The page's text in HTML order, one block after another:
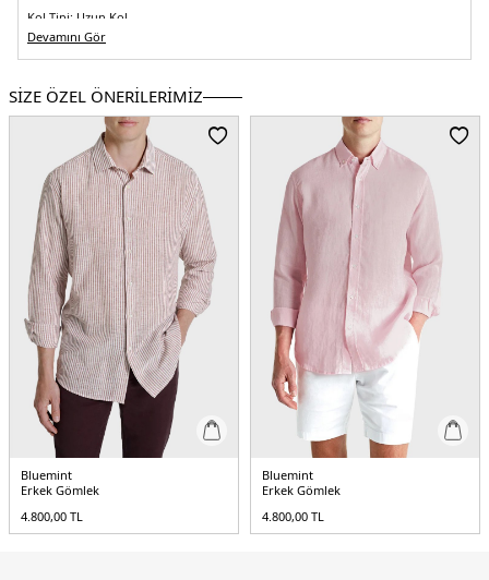
Kol Tipi: Uzun Kol
Kumaş Tipi:Dokuma
Kalıp Bilgisi:Comfort Fit
Yaş Grubu:Yetişkin
Türkiye
5DY1MARTIN1015.65
Devamını Gör
SİZE ÖZEL ÖNERİLERİMİZ
Bluemint
Erkek Gömlek
4.800,00 TL
Bluemint
Erkek Gömlek
4.800,00 TL